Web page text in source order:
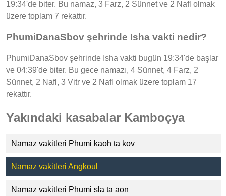
19:34'de biter. Bu namaz, 3 Farz, 2 Sünnet ve 2 Nafl olmak
üzere toplam 7 rekattır.
PhumiDanaSbov şehrinde Isha vakti nedir?
PhumiDanaSbov şehrinde Isha vakti bugün 19:34'de başlar
ve 04:39'de biter. Bu gece namazı, 4 Sünnet, 4 Farz, 2
Sünnet, 2 Nafl, 3 Vitr ve 2 Nafl olmak üzere toplam 17
rekattır.
Yakındaki kasabalar Kamboçya
Namaz vakitleri Phumi kaoh ta kov
Namaz vakitleri Angkoul
Namaz vakitleri Phumi sla ta aon